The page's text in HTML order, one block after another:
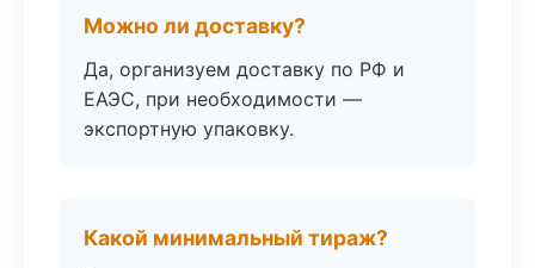
Можно ли доставку?
Да, организуем доставку по РФ и
ЕАЭС, при необходимости —
экспортную упаковку.
Какой минимальный тираж?